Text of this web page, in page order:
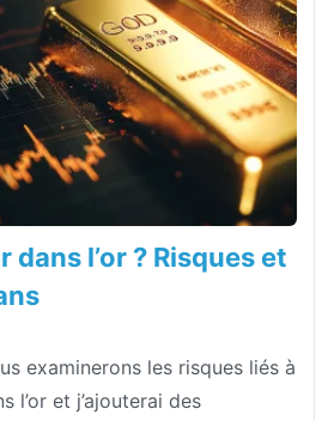
l’or ? Risques et
examinerons les risques liés à
l’or et j’ajouterai des